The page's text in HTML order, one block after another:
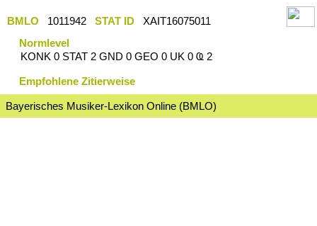
BMLO 1011942 STAT ID
XAIT16075011
Normlevel
KONK 0 STAT 2 GND 0 GEO 0 UK 0 Ҩ 2
Empfohlene Zitierweise
Bayerisches Musiker-Lexikon Online (BMLO)